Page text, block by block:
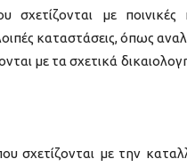
σχετίζονται με
καταστάσεις, όπως
με τα σχετικά
σχετίζονται με την